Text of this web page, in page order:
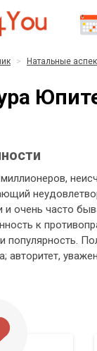
Натальные
очень часто
к
популярность.
авторитет,